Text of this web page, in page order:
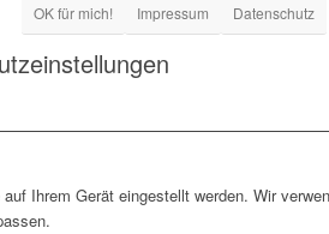
OK für mich! Impressum Datenschutz
Ihrem Gerät eingestellt werden. Wir